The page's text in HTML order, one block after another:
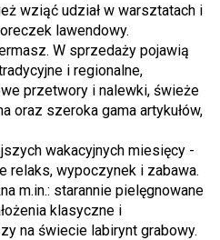
wziąć udział w warsztatach i
lawendowy.
W sprzedaży pojawią
i regionalne,
przetwory i nalewki, świeże
oraz szeroka gama artykułów,
wakacyjnych miesięcy -
relaks, wypoczynek i zabawa.
m.in.: starannie pielęgnowane
klasyczne i
na świecie labirynt grabowy.